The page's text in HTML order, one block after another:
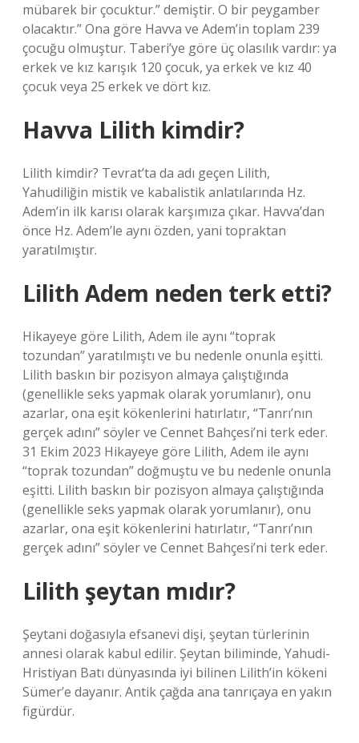
mübarek bir çocuktur.” demiştir. O bir peygamber
olacaktır.” Ona göre Havva ve Adem’in toplam 239
çocuğu olmuştur. Taberi’ye göre üç olasılık vardır: ya
erkek ve kız karışık 120 çocuk, ya erkek ve kız 40
çocuk veya 25 erkek ve dört kız.
Havva Lilith kimdir?
Lilith kimdir? Tevrat’ta da adı geçen Lilith,
Yahudiliğin mistik ve kabalistik anlatılarında Hz.
Adem’in ilk karısı olarak karşımıza çıkar. Havva’dan
önce Hz. Adem’le aynı özden, yani topraktan
yaratılmıştır.
Lilith Adem neden terk etti?
Hikayeye göre Lilith, Adem ile aynı “toprak
tozundan” yaratılmıştı ve bu nedenle onunla eşitti.
Lilith baskın bir pozisyon almaya çalıştığında
(genellikle seks yapmak olarak yorumlanır), onu
azarlar, ona eşit kökenlerini hatırlatır, “Tanrı’nın
gerçek adını” söyler ve Cennet Bahçesi’ni terk eder.
31 Ekim 2023 Hikayeye göre Lilith, Adem ile aynı
“toprak tozundan” doğmuştu ve bu nedenle onunla
eşitti. Lilith baskın bir pozisyon almaya çalıştığında
(genellikle seks yapmak olarak yorumlanır), onu
azarlar, ona eşit kökenlerini hatırlatır, “Tanrı’nın
gerçek adını” söyler ve Cennet Bahçesi’ni terk eder.
Lilith şeytan mıdır?
Şeytani doğasıyla efsanevi dişi, şeytan türlerinin
annesi olarak kabul edilir. Şeytan biliminde, Yahudi-
Hristiyan Batı dünyasında iyi bilinen Lilith’in kökeni
Sümer’e dayanır. Antik çağda ana tanrıçaya en yakın
figürdür.